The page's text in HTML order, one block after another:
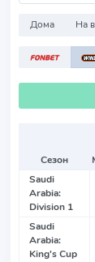
Дома На
Сезон
Saudi
Arabia:
Division 1
Saudi
Arabia:
King's Cup